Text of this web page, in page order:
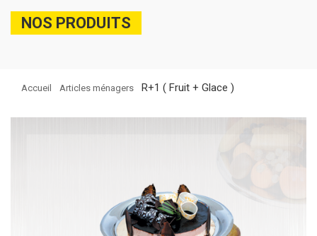
NOS PRODUITS
Accueil Articles ménagers R+1 ( Fruit + Glace )